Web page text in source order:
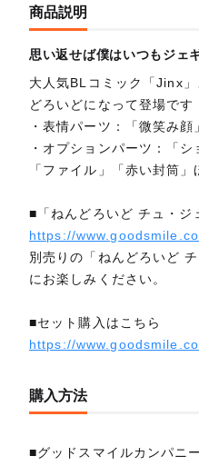
商品説明
思い返せば僕はいつもジェ
大人気BLコミック「Jinx
どろいどになって登場です
・表情パーツ：「微笑み顔
・オプションパーツ：「
「ファイル」「赤い封筒」
■「ねんどろいど チュ・ジ
https://
別売りの「ねんどろいど
にお楽しみください。
■セット購入はこちら
https://
購入方法
■グッドスマイルカンパニ